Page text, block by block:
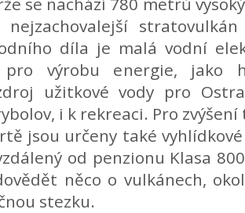
díla je malá vodní
pro výrobu energie, jako
užitkové vody pro
i k rekreaci. Pro
jsou určeny také
od penzionu Klasa
něco o vulkánech,
stezku.